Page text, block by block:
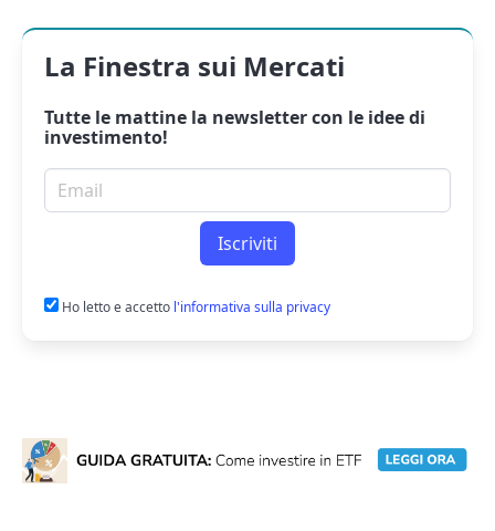
La Finestra sui Mercati
Tutte le mattine la newslettercon le idee di
investimento!
Email per newsletter
Iscriviti
Ho letto e accetto l'informativa sulla privacy